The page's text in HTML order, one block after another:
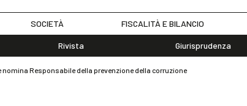
SOCIETÀ FISCALITÀ E BILANCIO
Rivista Giurisprudenza
Responsabile della prevenzione della corruzione